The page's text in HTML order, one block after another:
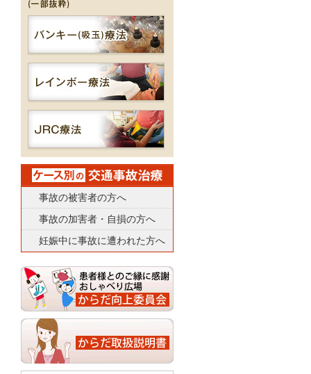
事故の被害者の方へ
事故の加害者・自損の方へ
妊娠中に事故に遭われた方へ